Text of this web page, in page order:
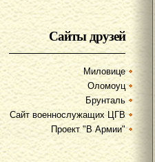
Сайты друзей
Миловице
Оломоуц
Брунталь
Сайт военнослужащих ЦГВ
Проект "В Армии"